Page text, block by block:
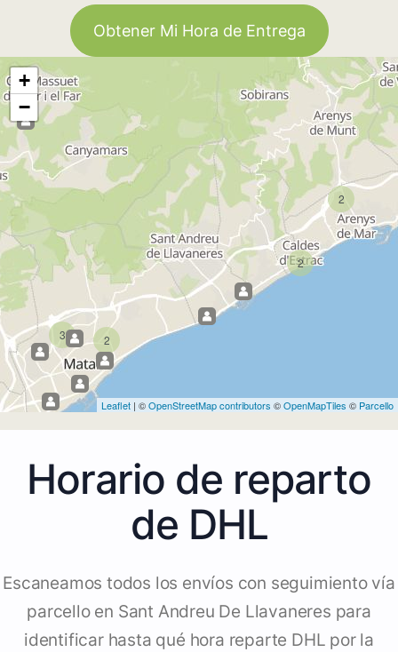
Obtener Mi Hora de Entrega
2
2
2
3
+
−
Leaflet | ©OpenStreetMap contributors ©OpenMapTiles © Parcello
Horario de reparto
de DHL
Escaneamos todos los envíos con seguimiento vía
parcello en Sant Andreu De Llavaneres para
identificar hasta qué hora reparte DHL por la